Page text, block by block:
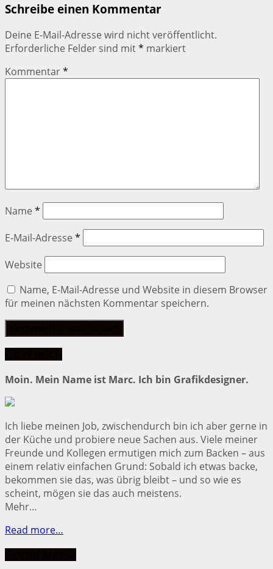
Schreibe einen Kommentar
Deine E-Mail-Adresse wird nicht veröffentlicht.
Erforderliche Felder sind mit* markiert
Kommentar*
Name *
E-Mail-Adresse *
Website
Name, E-Mail-Adresse und Website in diesem Browser
für meinen nächsten Kommentar speichern.
Moin. Mein Name ist Marc. Ich bin Grafikdesigner.
Ich liebe meinen Job, zwischendurch bin ich aber gerne in
der Küche und probiere neue Sachen aus. Viele meiner
Freunde und Kollegen ermutigen mich zum Backen – aus
einem relativ einfachen Grund: Sobald ich etwas backe,
bekommen sie das, was übrig bleibt – und so wie es
scheint, mögen sie das auch meistens.
Mehr…
Read more…